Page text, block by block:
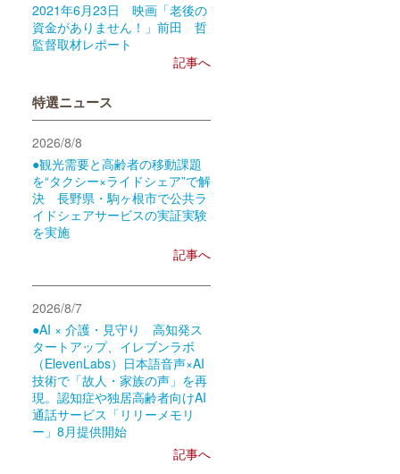
2021年6月23日 映画「老後の
資金がありません！」前田 哲
監督取材レポート
記事へ
特選ニュース
2026/8/8
●観光需要と高齢者の移動課題
を“タクシー×ライドシェア”で解
決 長野県・駒ヶ根市で公共ラ
イドシェアサービスの実証実験
を実施
記事へ
2026/8/7
●AI × 介護・見守り 高知発ス
タートアップ、イレブンラボ
（ElevenLabs）日本語音声×AI
技術で「故人・家族の声」を再
現。認知症や独居高齢者向けAI
通話サービス「リリーメモリ
ー」8月提供開始
記事へ